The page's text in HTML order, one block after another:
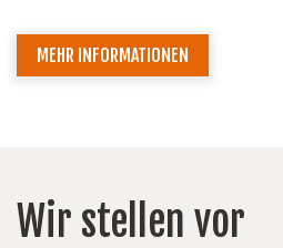
MEHR INFORMATIONEN
Wir stellen vor